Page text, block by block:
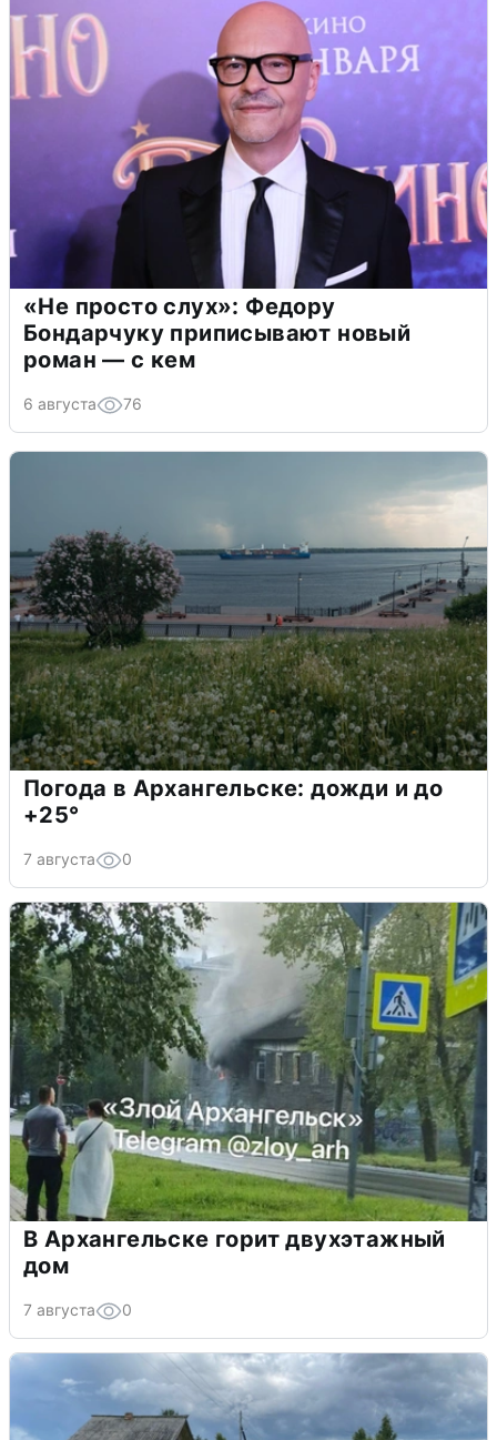
«Не просто слух»: Федору
Бондарчуку приписывают новый
роман — с кем
6 августа 76
Погода в Архангельске: дожди и до
+25°
7 августа 0
В Архангельске горит двухэтажный
дом
7 августа 0